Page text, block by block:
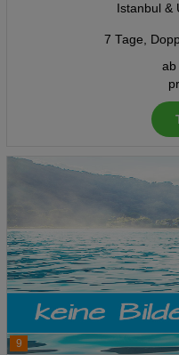
Istanbul &
7 Tage,
ab
9